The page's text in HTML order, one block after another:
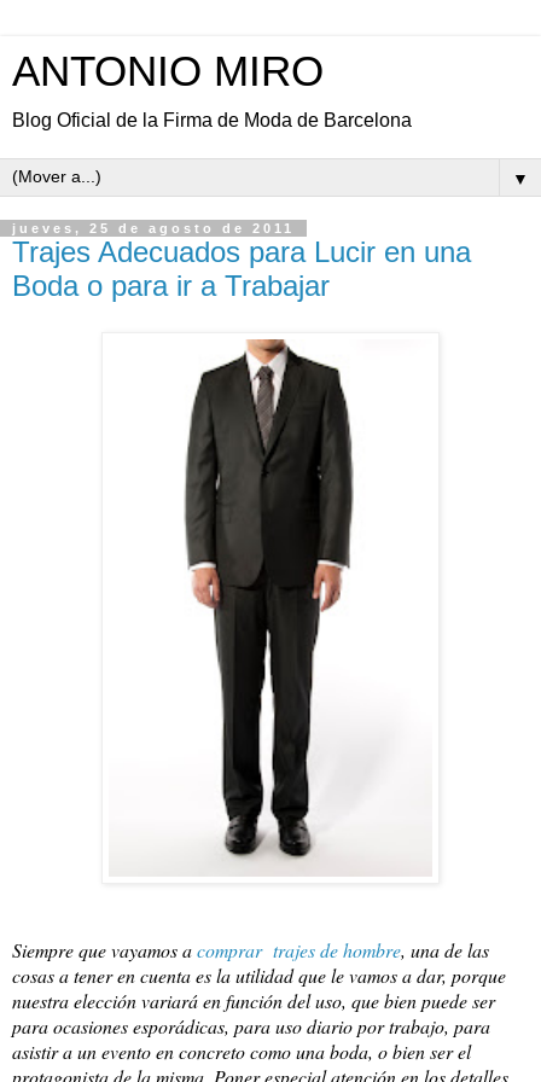
ANTONIO MIRO
Blog Oficial de la Firma de Moda de Barcelona
▼
jueves, 25 de agosto de 2011
Trajes Adecuados para Lucir en una
Boda o para ir a Trabajar
Siempre que vayamos a comprar  trajes de hombre, una de las
cosas a tener en cuenta es la utilidad que le vamos a dar, porque
nuestra elección variará en función del uso, que bien puede ser
para ocasiones esporádicas, para uso diario por trabajo, para
asistir a un evento en concreto como una boda, o bien ser el
protagonista de la misma. Poner especial atención en los detalles,